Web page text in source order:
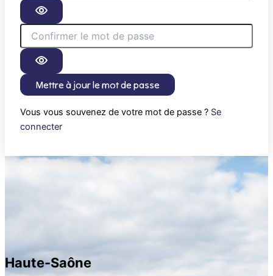
Mettre à jour le mot de passe
Vous vous souvenez de votre mot de passe ? Se
connecter
Haute-Saône